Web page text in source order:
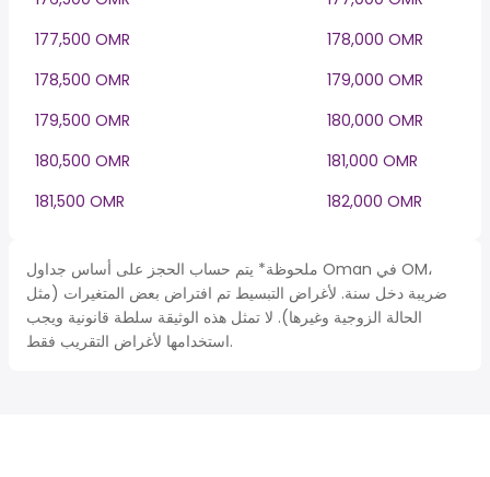
177,500 OMR
178,000 OMR
178,500 OMR
179,000 OMR
179,500 OMR
180,000 OMR
180,500 OMR
181,000 OMR
181,500 OMR
182,000 OMR
ملحوظة* يتم حساب الحجز على أساس جداول Oman في OM،
ضريبة دخل سنة. لأغراض التبسيط تم افتراض بعض المتغيرات (مثل
الحالة الزوجية وغيرها). لا تمثل هذه الوثيقة سلطة قانونية ويجب
استخدامها لأغراض التقريب فقط.